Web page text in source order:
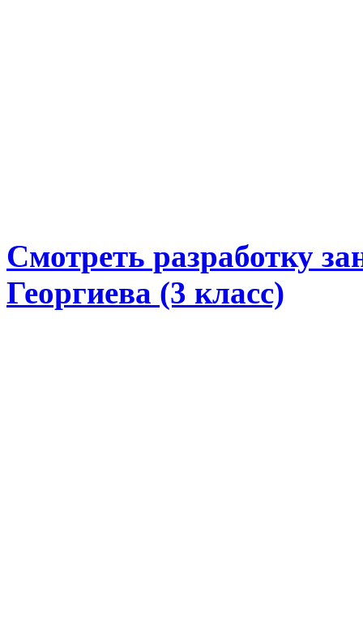
Смотреть разработку
Георгиева (3 класс)